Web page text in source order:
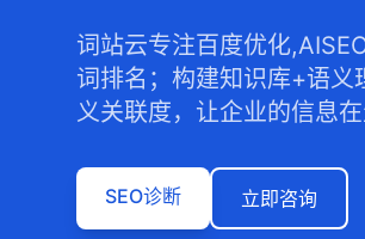
词站云专注百度优化
词排名；构建知识库+语
义关联度，让企业的信息
SEO诊断 立即咨询